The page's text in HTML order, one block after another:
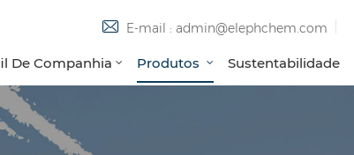
E-mail : admin@elephchem.com
De Companhia Produtos Sustentabilidade